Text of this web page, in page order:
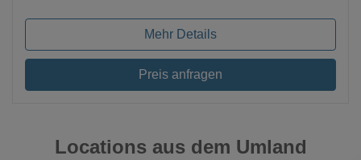
Mehr Details
Preis anfragen
Locations aus dem Umland